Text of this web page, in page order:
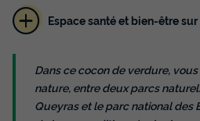
Espace santé et bien-être
Dans ce cocon de verdure,
nature, entre deux parcs
Queyras et le parc national des